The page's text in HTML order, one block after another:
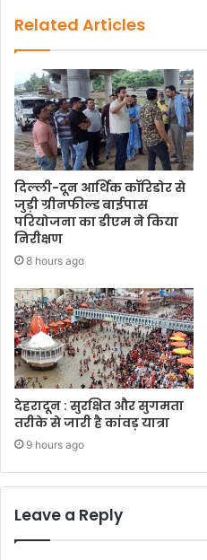
Related Articles
दिल्ली-दून आर्थिक कॉरिडोर से
जुड़ी ग्रीनफील्ड बाईपास
परियोजना का डीएम ने किया
निरीक्षण
8 hours ago
देहरादून : सुरक्षित और सुगमता
तरीके से जारी है कांवड़ यात्रा
9 hours ago
Leave a Reply